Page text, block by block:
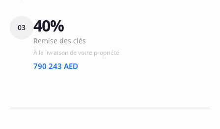
03 40%
Remise des clés
À la livraison de votre propriété
790 243 AED